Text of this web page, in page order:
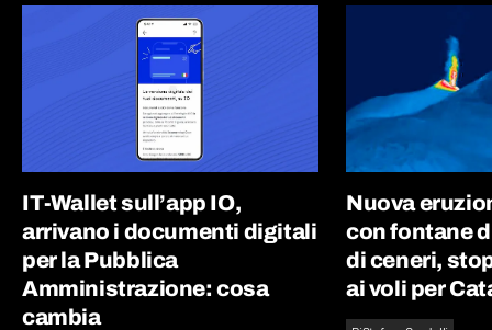
IT-Wallet sull’app IO,
arrivano i documenti digitali
per la Pubblica
Amministrazione: cosa
cambia
Nuova
con fontane
di ceneri,
ai voli per